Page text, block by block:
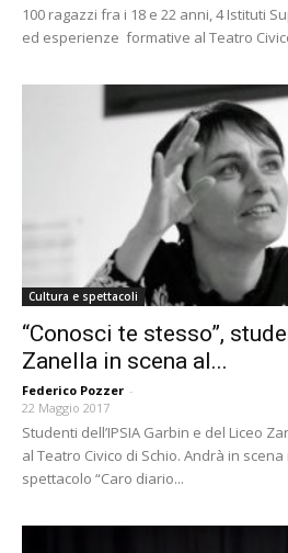
100 ragazzi fra i 18 e 22 anni, 4 Istituti
ed esperienze formative al Teatro
Cultura e spettacoli
“Conosci te stesso”,
Zanella in scena al...
Federico Pozzer -
22 Maggio 2017
Studenti dell’IPSIA Garbin e del Liceo
al Teatro Civico di Schio. Andrà in
spettacolo “Caro diario...